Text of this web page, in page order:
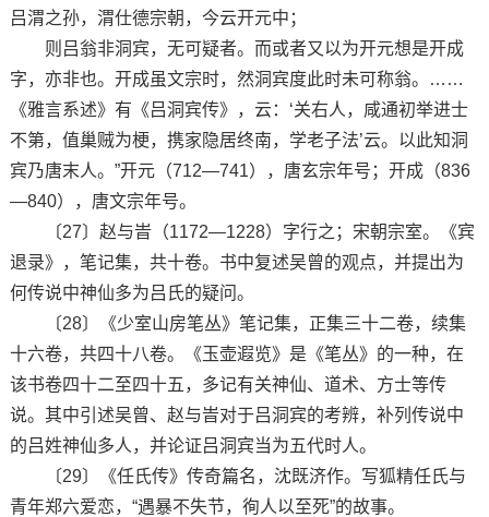
吕渭之孙，渭仕德宗朝，今云开元中；
则吕翁非洞宾，无可疑者。而或者又以为开元想是开成
字，亦非也。开成虽文宗时，然洞宾度此时未可称翁。……
《雅言系述》有《吕洞宾传》，云：‘关右人，咸通初举进士
不第，值巢贼为梗，携家隐居终南，学老子法’云。以此知洞
宾乃唐末人。”开元（712—741），唐玄宗年号；开成（836
—840），唐文宗年号。
〔27〕赵与旹（1172—1228）字行之；宋朝宗室。《宾
退录》，笔记集，共十卷。书中复述吴曾的观点，并提出为
何传说中神仙多为吕氏的疑问。
〔28〕《少室山房笔丛》笔记集，正集三十二卷，续集
十六卷，共四十八卷。《玉壶遐览》是《笔丛》的一种，在
该书卷四十二至四十五，多记有关神仙、道术、方士等传
说。其中引述吴曾、赵与旹对于吕洞宾的考辨，补列传说中
的吕姓神仙多人，并论证吕洞宾当为五代时人。
〔29〕《任氏传》传奇篇名，沈既济作。写狐精任氏与
青年郑六爱恋，“遇暴不失节，徇人以至死”的故事。